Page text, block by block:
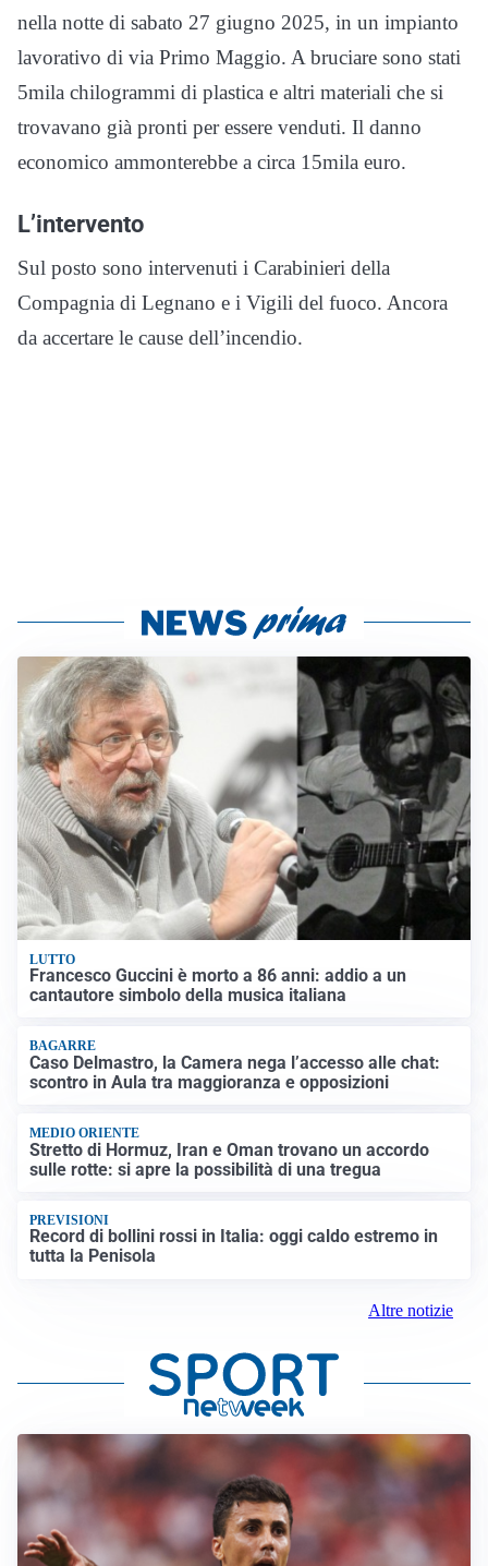
nella notte di sabato 27 giugno 2025, in un impianto
lavorativo di via Primo Maggio. A bruciare sono stati
5mila chilogrammi di plastica e altri materiali che si
trovavano già pronti per essere venduti. Il danno
economico ammonterebbe a circa 15mila euro.
L’intervento
Sul posto sono intervenuti i Carabinieri della
Compagnia di Legnano e i Vigili del fuoco. Ancora
da accertare le cause dell’incendio.
LUTTO
Francesco Guccini è morto a 86 anni: addio a un
cantautore simbolo della musica italiana
BAGARRE
Caso Delmastro, la Camera nega l’accesso alle chat:
scontro in Aula tra maggioranza e opposizioni
MEDIO ORIENTE
Stretto di Hormuz, Iran e Oman trovano un accordo
sulle rotte: si apre la possibilità di una tregua
PREVISIONI
Record di bollini rossi in Italia: oggi caldo estremo in
tutta la Penisola
Altre notizie